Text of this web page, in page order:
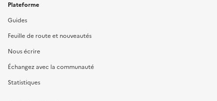
Plateforme
Guides
Feuille de route et nouveautés
Nous écrire
Échangez avec la communauté
Statistiques